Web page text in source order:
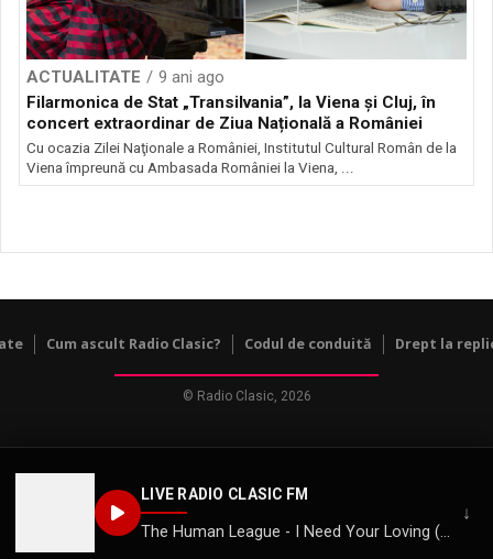
LIVE RADIO CLASIC FM
The Human League - I Need Your Loving (radio edit)
↓
ACTUALITATE
9 ani ago
Filarmonica de Stat „Transilvania”, la Viena și Cluj, în
concert extraordinar de Ziua Națională a României
Cu ocazia Zilei Naţionale a României, Institutul Cultural Român de la
Viena împreună cu Ambasada României la Viena, ...
Cum ascult Radio Clasic? Codul de conduită Drept la
© Radio Clasic, 2026